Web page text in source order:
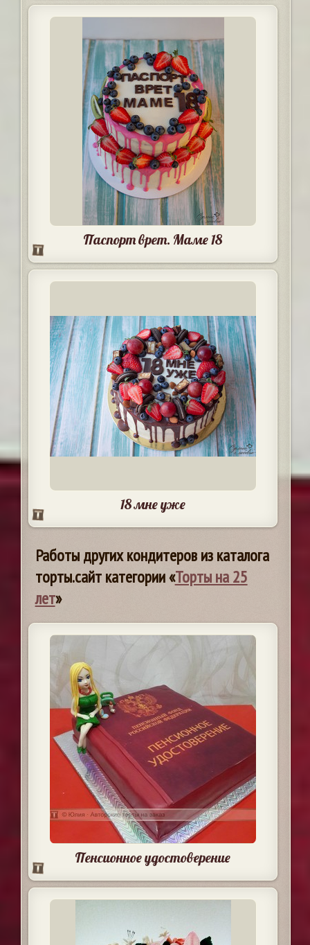
Паспорт врет. Маме 18
18 мне уже
Работы других кондитеров из каталога
торты.сайт категории «Торты на 25
лет»
Пенсионное удостоверение